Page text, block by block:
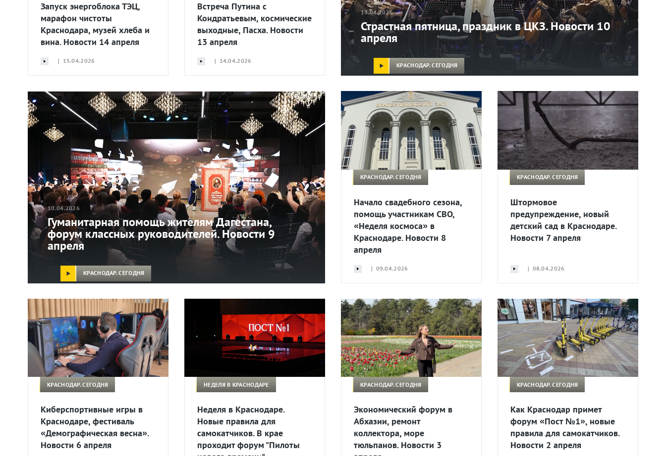
Запуск энергоблока ТЭЦ,
марафон чистоты
Краснодара, музей хлеба и
вина. Новости 14 апреля
| 15.04.2026
Встреча Путина с
Кондратьевым, космические
выходные, Пасха. Новости
13 апреля
| 14.04.2026
13.04.2026
Страстная пятница, праздник в ЦКЗ. Новости 10
апреля
КРАСНОДАР. СЕГОДНЯ
10.04.2026
Гуманитарная помощь жителям Дагестана,
форум классных руководителей. Новости 9
апреля
КРАСНОДАР. СЕГОДНЯ
КРАСНОДАР. СЕГОДНЯ
Начало свадебного сезона,
помощь участникам СВО,
«Неделя космоса» в
Краснодаре. Новости 8
апреля
| 09.04.2026
КРАСНОДАР. СЕГОДНЯ
Штормовое
предупреждение, новый
детский сад в Краснодаре.
Новости 7 апреля
| 08.04.2026
КРАСНОДАР. СЕГОДНЯ
Киберспортивные игры в
Краснодаре, фестиваль
«Демографическая весна».
Новости 6 апреля
НЕДЕЛЯ В КРАСНОДАРЕ
Неделя в Краснодаре.
Новые правила для
самокатчиков. В крае
проходит форум "Пилоты
КРАСНОДАР. СЕГОДНЯ
Экономический форум в
Абхазии, ремонт
коллектора, море
тюльпанов. Новости 3
КРАСНОДАР. СЕГОДНЯ
Как Краснодар примет
форум «Пост №1», новые
правила для самокатчиков.
Новости 2 апреля